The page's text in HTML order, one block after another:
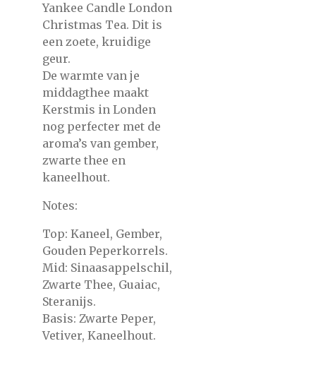
Yankee Candle London
Christmas Tea. Dit is
een zoete, kruidige
geur.
De warmte van je
middagthee maakt
Kerstmis in Londen
nog perfecter met de
aroma’s van gember,
zwarte thee en
kaneelhout.
Notes:
Top: Kaneel, Gember,
Gouden Peperkorrels.
Mid: Sinaasappelschil,
Zwarte Thee, Guaiac,
Steranijs.
Basis: Zwarte Peper,
Vetiver, Kaneelhout.